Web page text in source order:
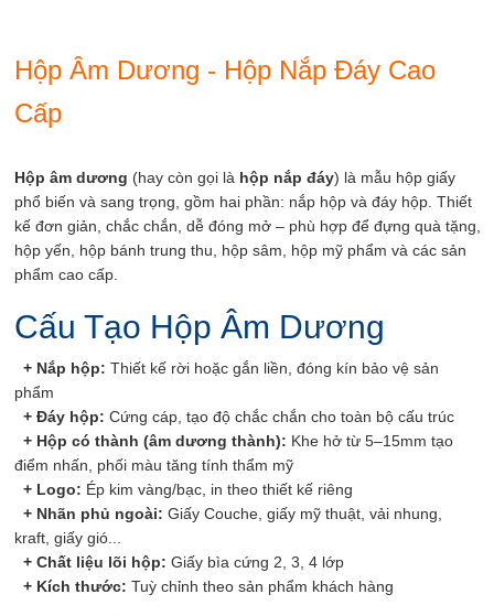
Hộp Âm Dương - Hộp Nắp Đáy Cao
Cấp
Hộp âm dương (hay còn gọi là hộp nắp đáy) là mẫu hộp giấy
phổ biến và sang trọng, gồm hai phần: nắp hộp và đáy hộp. Thiết
kế đơn giản, chắc chắn, dễ đóng mở – phù hợp để đựng quà tặng,
hộp yến, hộp bánh trung thu, hộp sâm, hộp mỹ phẩm và các sản
phẩm cao cấp.
Cấu Tạo Hộp Âm Dương
+ Nắp hộp: Thiết kế rời hoặc gắn liền, đóng kín bảo vệ sản
phẩm
+ Đáy hộp: Cứng cáp, tạo độ chắc chắn cho toàn bộ cấu trúc
+ Hộp có thành (âm dương thành): Khe hở từ 5–15mm tạo
điểm nhấn, phối màu tăng tính thẩm mỹ
+ Logo: Ép kim vàng/bạc, in theo thiết kế riêng
+ Nhãn phủ ngoài: Giấy Couche, giấy mỹ thuật, vải nhung,
kraft, giấy gió...
+ Chất liệu lõi hộp: Giấy bìa cứng 2, 3, 4 lớp
+ Kích thước: Tuỳ chỉnh theo sản phẩm khách hàng